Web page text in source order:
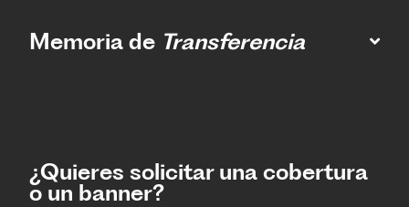
Memoria de Transferencia
¿Quieres solicitar una cobertura
o un banner?